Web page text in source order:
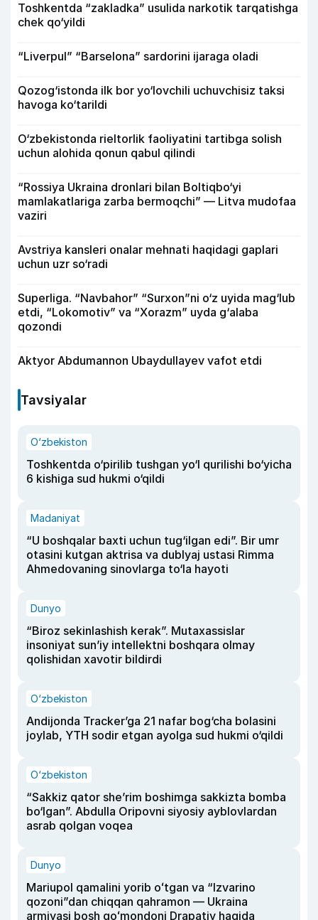
Toshkentda “zakladka” usulida narkotik tarqatishga
chek qo‘yildi
“Liverpul” “Barselona” sardorini ijaraga oladi
Qozog‘istonda ilk bor yo‘lovchili uchuvchisiz taksi
havoga ko‘tarildi
O‘zbekistonda rieltorlik faoliyatini tartibga solish
uchun alohida qonun qabul qilindi
“Rossiya Ukraina dronlari bilan Boltiqbo‘yi
mamlakatlariga zarba bermoqchi” — Litva mudofaa
vaziri
Avstriya kansleri onalar mehnati haqidagi gaplari
uchun uzr so‘radi
Superliga. “Navbahor” “Surxon”ni o‘z uyida mag‘lub
etdi, “Lokomotiv” va “Xorazm” uyda g‘alaba
qozondi
Aktyor Abdu­mannon Ubaydullayev vafot etdi
Tavsiyalar
O‘zbekiston
Toshkentda o‘pirilib tushgan yo‘l qurilishi bo‘yicha
6 kishiga sud hukmi o‘qildi
Madaniyat
“U boshqalar baxti uchun tug‘ilgan edi”. Bir umr
otasini kutgan aktrisa va dublyaj ustasi Rimma
Ahmedovaning sinovlarga to‘la hayoti
Dunyo
“Biroz sekinlashish kerak”. Mutaxassislar
insoniyat sun’iy intellektni boshqara olmay
qolishidan xavotir bildirdi
O‘zbekiston
Andijonda Tracker’ga 21 nafar bog‘cha bolasini
joylab, YTH sodir etgan ayolga sud hukmi o‘qildi
O‘zbekiston
“Sakkiz qator she’rim boshimga sakkizta bomba
bo‘lgan”. Abdulla Oripovni siyosiy ayblovlardan
asrab qolgan voqea
Dunyo
Mariupol qamalini yorib oʻtgan va “Izvarino
qozoni”dan chiqqan qahramon — Ukraina
armiyasi bosh qoʻmondoni Drapatiy haqida